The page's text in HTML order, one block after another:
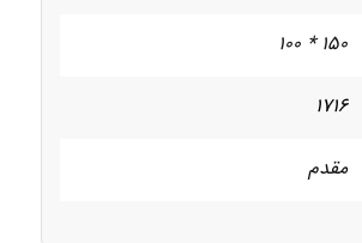
۱۵۰ * ۱۰۰
۱۷۱۶
مقدم